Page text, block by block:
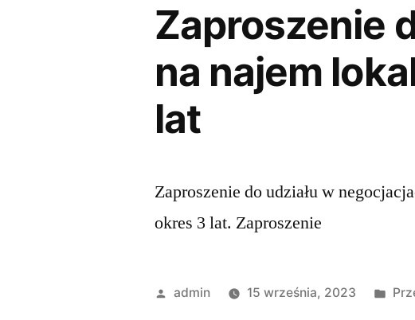
Zaproszenie
na najem
lat
Zaproszenie do udziału w
okres 3 lat. Zaproszenie
admin 15 września, 2023